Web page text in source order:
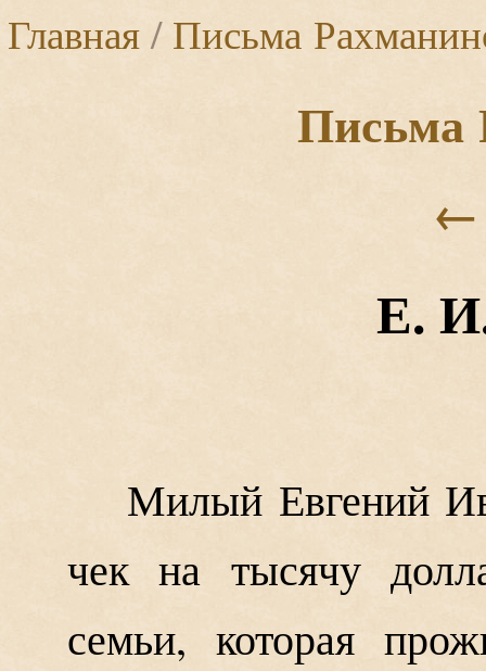
Главная/Письма
Письма
←
Е.
Милый Евгений
чек на тысячу
семьи, которая